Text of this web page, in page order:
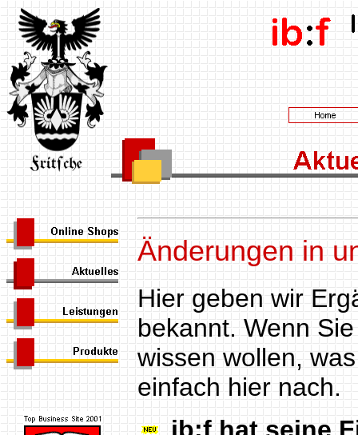
Änderungen in
Hier geben wir
bekannt. Wenn
wissen wollen,
einfach hier nach.